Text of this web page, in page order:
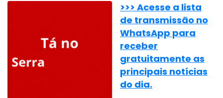
>>> Acesse a lista
de transmissão no
WhatsApp para
receber
gratuitamente as
principais notícias
do dia.